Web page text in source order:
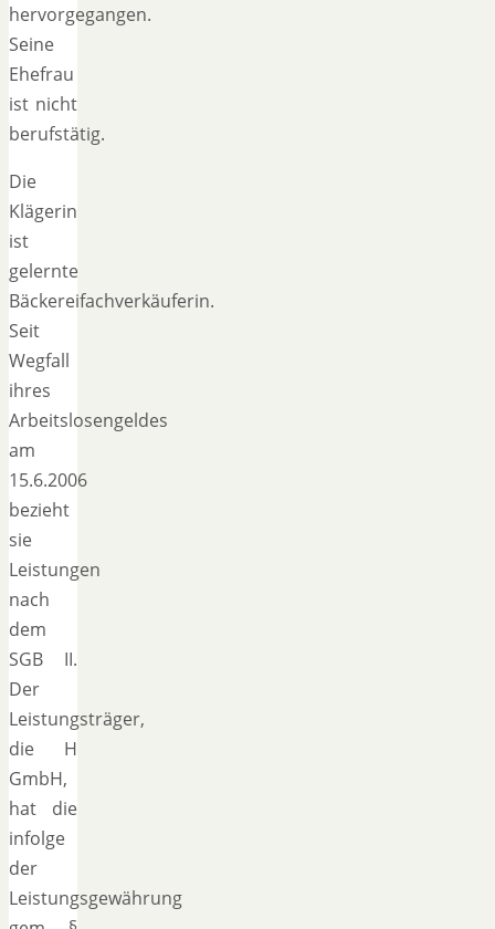
hervorgegangen.
Seine
Ehefrau
ist nicht
berufstätig.
Die
Klägerin
ist
gelernte
Bäckereifachverkäuferin.
Seit
Wegfall
ihres
Arbeitslosengeldes
am
15.6.2006
bezieht
sie
Leistungen
nach
dem
SGB II.
Der
Leistungsträger,
die H
GmbH,
hat die
infolge
der
Leistungsgewährung